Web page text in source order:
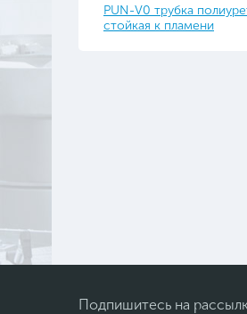
PUN-V0 трубка
стойкая к пламени
Подпишитесь на